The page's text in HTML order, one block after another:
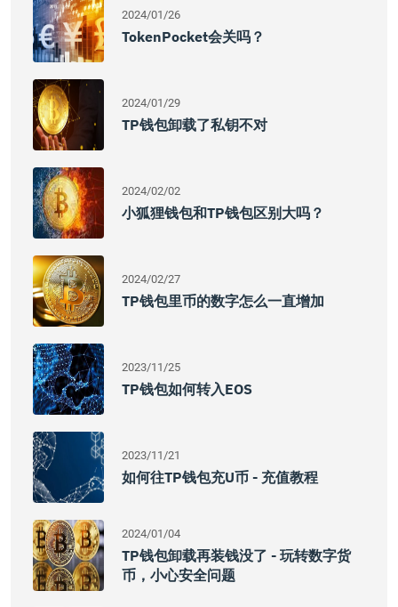
2024/01/26
TokenPocket会关吗？
2024/01/29
TP钱包卸载了私钥不对
2024/02/02
小狐狸钱包和TP钱包区别大吗？
2024/02/27
TP钱包里币的数字怎么一直增加
2023/11/25
TP钱包如何转入EOS
2023/11/21
如何往TP钱包充U币 - 充值教程
2024/01/04
TP钱包卸载再装钱没了 - 玩转数字货
币，小心安全问题